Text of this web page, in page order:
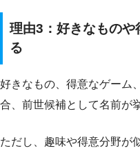
理由3：好きなもの
る
好きなもの、得意なゲーム
合、前世候補として名前が
ただし、趣味や得意分野が